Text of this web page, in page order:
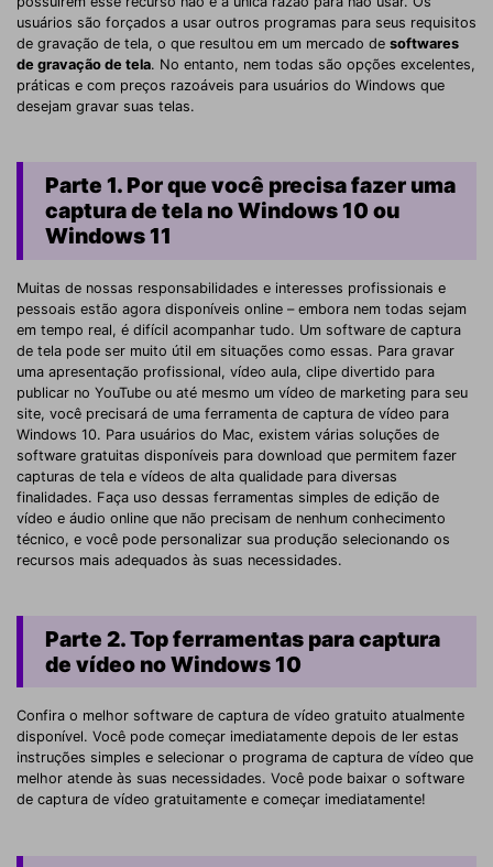
usuários são forçados a usar outros programas para seus requisitos
de gravação de tela, o que resultou em um mercado de softwares
de gravação de tela. No entanto, nem todas são opções excelentes,
práticas e com preços razoáveis ​​para usuários do Windows que
desejam gravar suas telas.
Parte 1. Por que você precisa fazer uma
captura de tela no Windows 10 ou
Windows 11
Muitas de nossas responsabilidades e interesses profissionais e
pessoais estão agora disponíveis online – embora nem todas sejam
em tempo real, é difícil acompanhar tudo. Um software de captura
de tela pode ser muito útil em situações como essas. Para gravar
uma apresentação profissional, vídeo aula, clipe divertido para
publicar no YouTube ou até mesmo um vídeo de marketing para seu
site, você precisará de uma ferramenta de captura de vídeo para
Windows 10. Para usuários do Mac, existem várias soluções de
software gratuitas disponíveis para download que permitem fazer
capturas de tela e vídeos de alta qualidade para diversas
finalidades. Faça uso dessas ferramentas simples de edição de
vídeo e áudio online que não precisam de nenhum conhecimento
técnico, e você pode personalizar sua produção selecionando os
recursos mais adequados às suas necessidades.
Parte 2. Top ferramentas para captura
de vídeo no Windows 10
Confira o melhor software de captura de vídeo gratuito atualmente
disponível. Você pode começar imediatamente depois de ler estas
instruções simples e selecionar o programa de captura de vídeo que
melhor atende às suas necessidades. Você pode baixar o software
de captura de vídeo gratuitamente e começar imediatamente!